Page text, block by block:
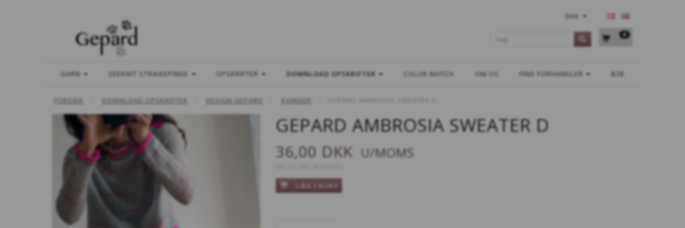
DKK
0
GARN SEEKNIT STRIKKEPINDE OPSKRIFTER DOWNLOAD OPSKRIFTER COLOR MATCH OM OS FIND FORHANDLER B2B
FORSIDE DOWNLOAD OPSKRIFTER DESIGN GEPARD KVINDER
GEPARD AMBROSIA SWEATER D
36,00 DKK U/MOMS
LÆG I KURV